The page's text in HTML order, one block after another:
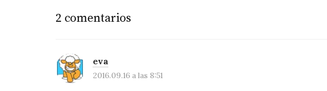
2 comentarios
eva
2016.09.16 a las 8:51